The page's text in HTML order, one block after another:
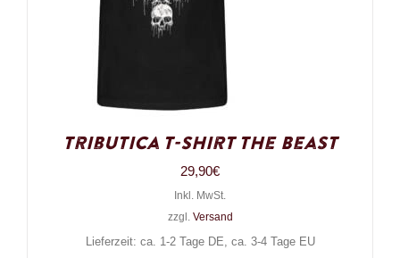
Tributica T-Shirt The Beast
29,90€
Inkl. MwSt.
zzgl. Versand
Lieferzeit: ca. 1-2 Tage DE, ca. 3-4 Tage EU